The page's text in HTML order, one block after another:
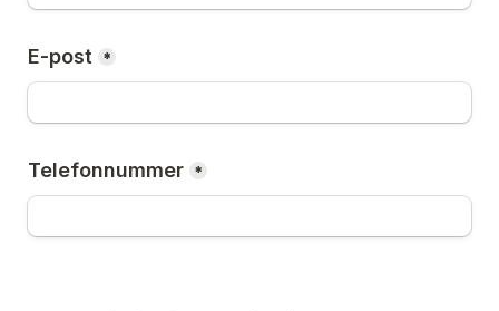
E-post *
Telefonnummer *